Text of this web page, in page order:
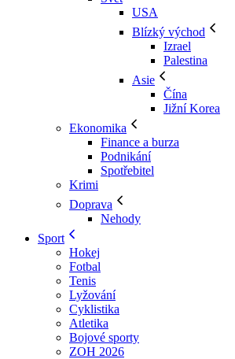
USA
Blízký východ
Izrael
Palestina
Asie
Čína
Jižní Korea
Ekonomika
Finance a burza
Podnikání
Spotřebitel
Krimi
Doprava
Nehody
Sport
Hokej
Fotbal
Tenis
Lyžování
Cyklistika
Atletika
Bojové sporty
ZOH 2026